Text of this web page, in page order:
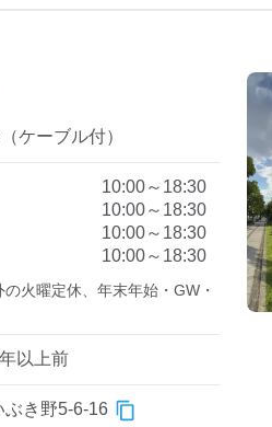
（ケーブル付）
10:00～18:30
10:00～18:30
10:00～18:30
10:00～18:30
火曜定休、年末年始・GW・
以上前
ぶき野5-6-16